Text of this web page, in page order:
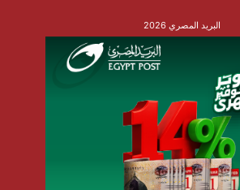
البريد المصري 2026